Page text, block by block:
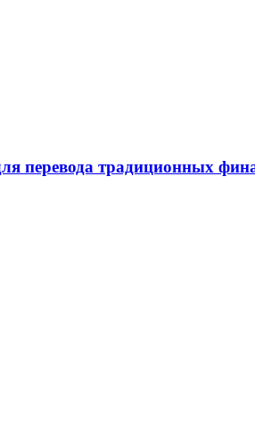
перевода традиционных